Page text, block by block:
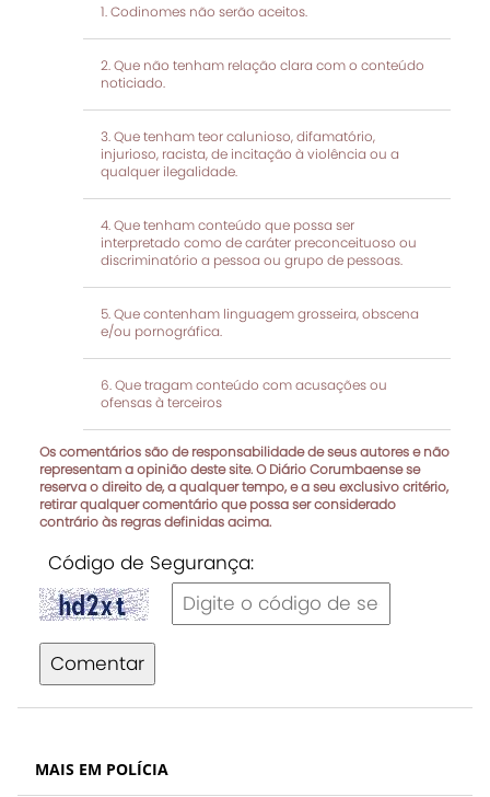
Codinomes não serão aceitos.
Que não tenham relação clara com o conteúdo
noticiado.
Que tenham teor calunioso, difamatório,
injurioso, racista, de incitação à violência ou a
qualquer ilegalidade.
Que tenham conteúdo que possa ser
interpretado como de caráter preconceituoso ou
discriminatório a pessoa ou grupo de pessoas.
Que contenham linguagem grosseira, obscena
e/ou pornográfica.
Que tragam conteúdo com acusações ou
ofensas à terceiros
Os comentários são de responsabilidade de seus autores e não
representam a opinião deste site. O Diário Corumbaense se
reserva o direito de, a qualquer tempo, e a seu exclusivo critério,
retirar qualquer comentário que possa ser considerado
contrário às regras definidas acima.
Código de Segurança:
Comentar
MAIS EM POLÍCIA